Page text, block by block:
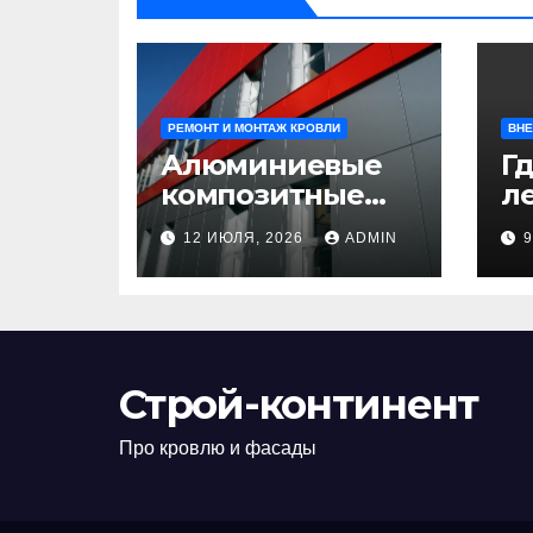
РЕМОНТ И МОНТАЖ КРОВЛИ
Алюминиевые
композитные
панели:
универсальное
решение для
12 ИЮЛЯ, 2026 ADMIN
Строй-континент
Про кровлю и фасады